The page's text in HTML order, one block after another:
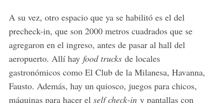
A su vez, otro espacio que ya se habilitó es el del
precheck-in, que son 2000 metros cuadrados que se
agregaron en el ingreso, antes de pasar al hall del
aeropuerto. Allí hay food trucks de locales
gastronómicos como El Club de la Milanesa, Havanna,
Fausto. Además, hay un quiosco, juegos para chicos,
máquinas para hacer el self check-iny pantallas con